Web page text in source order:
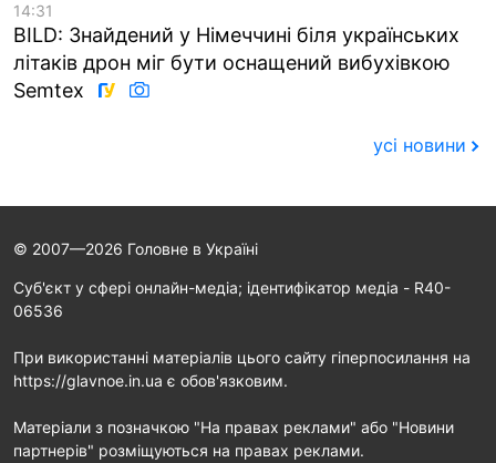
14:31
BILD: Знайдений у Німеччині біля українських
літаків дрон міг бути оснащений вибухівкою
Semtex
усі новини
© 2007—2026 Головне в Україні
Cуб'єкт у сфері онлайн-медіа; ідентифікатор медіа - R40-
06536
При використанні матеріалів цього сайту гіперпосилання на
https://glavnoe.in.ua є обов'язковим.
Матеріали з позначкою "На правах реклами" або "Новини
партнерів" розміщуються на правах реклами.